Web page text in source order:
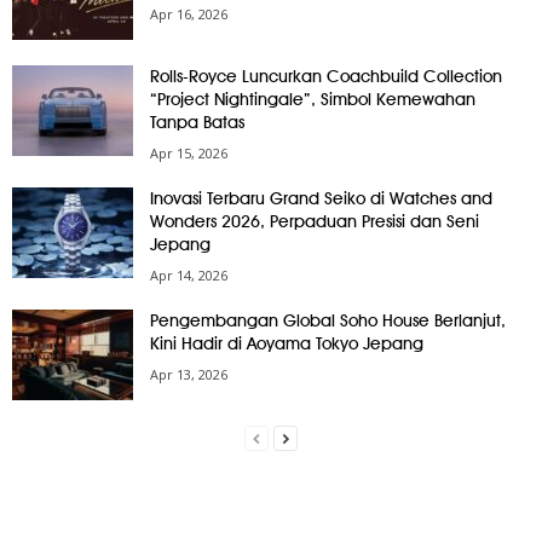
Apr 16, 2026
Rolls-Royce Luncurkan Coachbuild Collection
“Project Nightingale”, Simbol Kemewahan
Tanpa Batas
Apr 15, 2026
Inovasi Terbaru Grand Seiko di Watches and
Wonders 2026, Perpaduan Presisi dan Seni
Jepang
Apr 14, 2026
Pengembangan Global Soho House Berlanjut,
Kini Hadir di Aoyama Tokyo Jepang
Apr 13, 2026